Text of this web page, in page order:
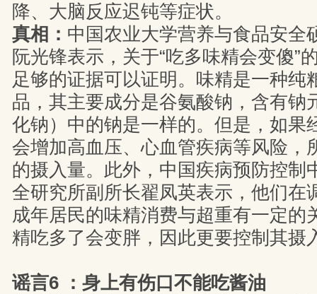
降、大脑反应迟钝等症状。
真相： 中国农业大学营养与食品安全
阮光锋表示，关于“吃多味精会变傻”
足够的证据可以证明。味精是一种纯
品，其主要成分是谷氨酸钠，含有钠
化钠）中的钠是一样的。但是，如果
会增加高血压、心血管疾病等风险，
的摄入量。此外，中国疾病预防控制
全研究所副所长翟凤英表示，他们在
成年居民的味精消费与超重有一定的
精吃多了会变胖，因此更要控制其摄
谣言6 ：身上有伤口不能吃酱油